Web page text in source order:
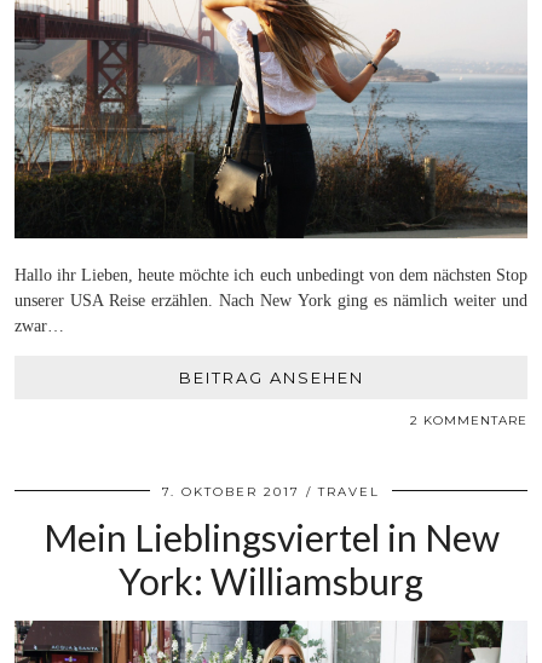
Hallo ihr Lieben, heute möchte ich euch unbedingt von dem nächsten Stop
unserer USA Reise erzählen. Nach New York ging es nämlich weiter und
zwar…
BEITRAG ANSEHEN
2 KOMMENTARE
7. OKTOBER 2017 TRAVEL
Mein Lieblingsviertel in New
York: Williamsburg